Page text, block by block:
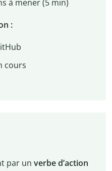
à mener (5 min)
:
cours
par un verbe d’action